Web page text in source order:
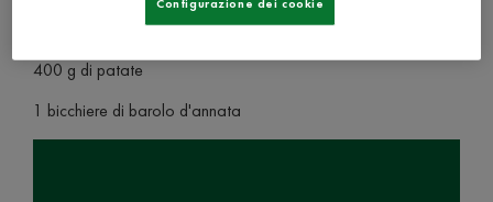
1 cipolla bionda
400 g di patate
1 bicchiere di barolo d'annata
Configurazione dei cookie